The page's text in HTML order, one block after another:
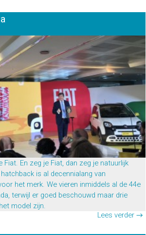
Fiat. En zeg je Fiat, dan zeg je natuurlijk
is al decennialang van
het merk. We vieren inmiddels al de 44e
terwijl er goed beschouwd maar drie
model zijn.
Lees verder →